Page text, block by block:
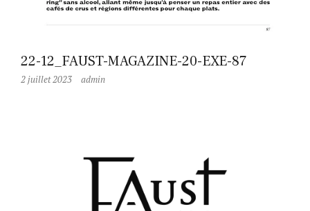
22-12_FAUST-MAGAZINE-20-EXE-87
2 juillet 2023 admin